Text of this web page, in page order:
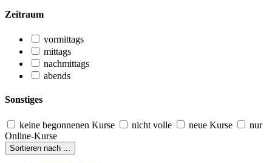
Zeitraum
vormittags
mittags
nachmittags
abends
Sonstiges
keine begonnenen Kurse nicht volle neue Kurse
nur
Online-Kurse
Sortieren nach ...